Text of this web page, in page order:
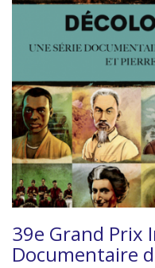
39e Grand Prix
Documentaire